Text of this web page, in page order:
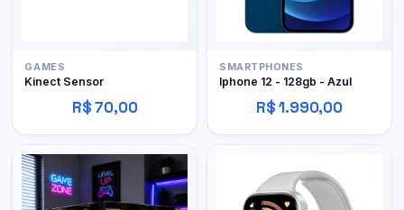
GAMES
Kinect Sensor
R$ 70,00
SMARTPHONES
Iphone 12 - 128gb - Azul
R$ 1.990,00